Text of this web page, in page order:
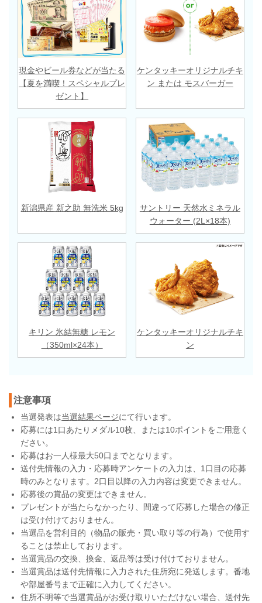
現金やビール券などが当たる
【夏を満喫！スペシャルプレ
ゼント】
ケンタッキーオリジナルチキ
ン または モスバーガー
新潟県産 新之助 無洗米 5kg
サントリー 天然水ミネラル
ウォーター (2L×18本)
キリン 氷結無糖 レモン
（350ml×24本）
ケンタッキーオリジナルチキ
ン
注意事項
当選発表は当選結果ページにて行います。
応募には1口あたりメダル10枚、または10ポイントをご用意く
ださい。
応募はお一人様最大50口までとなります。
送付先情報の入力・応募時アンケートの入力は、1口目の応募
時のみとなります。2口目以降の入力内容は変更できません。
応募後の賞品の変更はできません。
プレゼントが当たらなかったり、間違って応募した場合の修正
は受け付けておりません。
当選品を営利目的（物品の販売・買い取り等の行為）で使用す
ることは禁止しております。
当選賞品の交換、換金、返品等は受け付けておりません。
当選賞品は送付先情報に入力された住所宛に発送します。番地
や部屋番号まで正確に入力してください。
住所不明等で当選賞品がお受け取りいただけない場合、送付先